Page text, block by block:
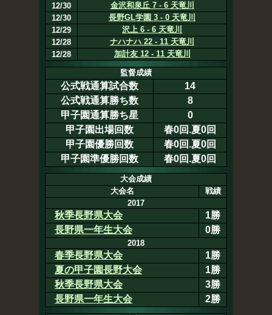
12/30
金沢和泉丘 7 - 6 天竜川
12/30
長野GL学園 3 - 0 天竜川
12/29
沢上 6 - 6 天竜川
12/28
ナハナハ 22 - 11 天竜川
12/28
加計友 12 - 11 天竜川
監督成績
公式戦通算試合数
14
公式戦通算勝ち数
8
甲子園通算勝ち星
0
甲子園出場回数
春0回.夏0回
甲子園優勝回数
春0回.夏0回
甲子園準優勝回数
春0回.夏0回
大会成績
大会名
戦績
2017
秋季長野県大会
1勝
長野県一年生大会
0勝
2018
春季長野県大会
1勝
夏の甲子園長野大会
1勝
秋季長野県大会
3勝
長野県一年生大会
2勝